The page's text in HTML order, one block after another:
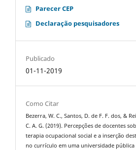
Parecer CEP
Declaração pesquisadores
Publicado
01-11-2019
Como Citar
Bezerra, W. C., Santos, D. de F. F. dos, &
C. A. G. (2019). Percepções de docentes
terapia ocupacional social e a inserção
no currículo em uma universidade pública